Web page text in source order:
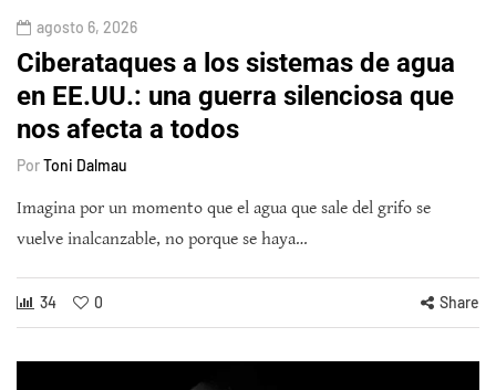
agosto 6, 2026
Ciberataques a los sistemas de agua
en EE.UU.: una guerra silenciosa que
nos afecta a todos
PorToni Dalmau
Imagina por un momento que el agua que sale del grifo se
vuelve inalcanzable, no porque se haya…
34 0 Share